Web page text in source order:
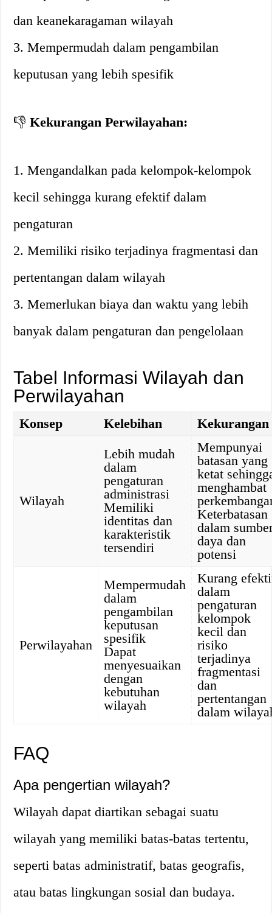
dan keanekaragaman wilayah
3. Mempermudah dalam pengambilan
keputusan yang lebih spesifik
👎Kekurangan Perwilayahan:
1. Mengandalkan pada kelompok-kelompok
kecil sehingga kurang efektif dalam
pengaturan
2. Memiliki risiko terjadinya fragmentasi dan
pertentangan dalam wilayah
3. Memerlukan biaya dan waktu yang lebih
banyak dalam pengaturan dan pengelolaan
Tabel Informasi Wilayah dan
Perwilayahan
Konsep Kelebihan Kekurangan
Wilayah
Lebih mudah
dalam
pengaturan
administrasi
Memiliki
identitas dan
karakteristik
tersendiri
Mempunyai
batasan yang
ketat
menghambat
Keterbatasan
dalam
daya dan
potensi
Perwilayahan
Mempermudah
dalam
pengambilan
keputusan
spesifik
Dapat
menyesuaikan
dengan
kebutuhan
wilayah
Kurang
dalam
pengaturan
kelompok
kecil dan
risiko
terjadinya
fragmentasi
dan
pertentangan
dalam
FAQ
Apa pengertian wilayah?
Wilayah dapat diartikan sebagai suatu
wilayah yang memiliki batas-batas tertentu,
seperti batas administratif, batas geografis,
atau batas lingkungan sosial dan budaya.